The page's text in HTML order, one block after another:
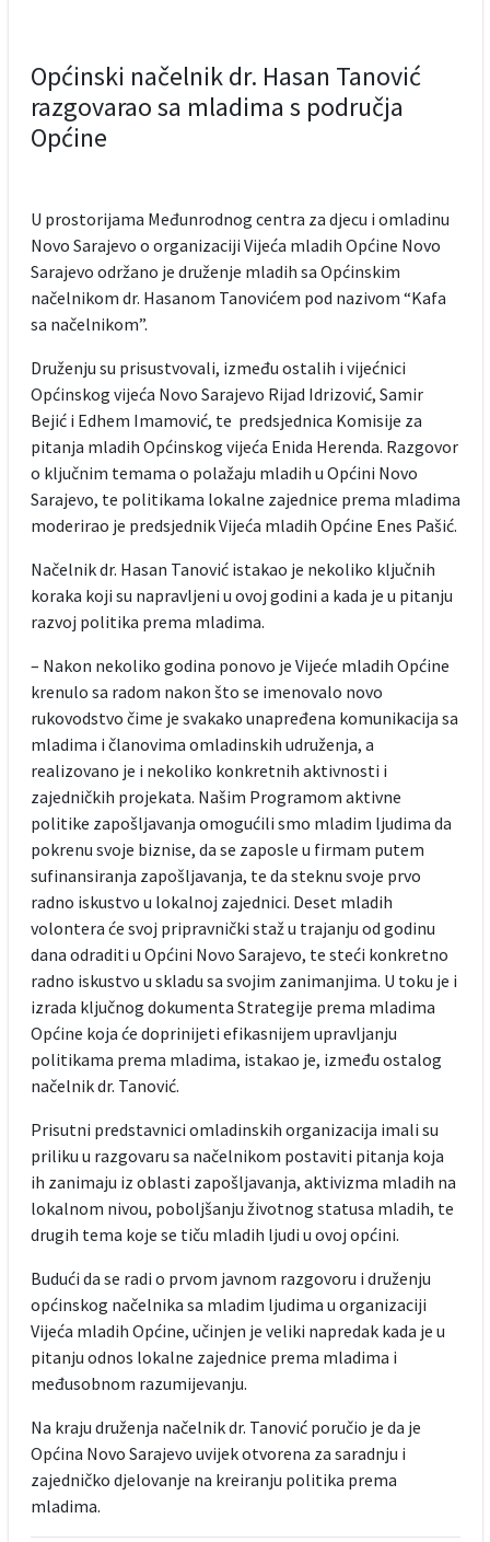
Općinski načelnik dr. Hasan Tanović
razgovarao sa mladima s područja
Općine
U prostorijama Međunrodnog centra za djecu i omladinu
Novo Sarajevo o organizaciji Vijeća mladih Općine Novo
Sarajevo održano je druženje mladih sa Općinskim
načelnikom dr. Hasanom Tanovićem pod nazivom “Kafa
sa načelnikom”.
Druženju su prisustvovali, između ostalih i vijećnici
Općinskog vijeća Novo Sarajevo Rijad Idrizović, Samir
Bejić i Edhem Imamović, te predsjednica Komisije za
pitanja mladih Općinskog vijeća Enida Herenda. Razgovor
o ključnim temama o polažaju mladih u Općini Novo
Sarajevo, te politikama lokalne zajednice prema mladima
moderirao je predsjednik Vijeća mladih Općine Enes Pašić.
Načelnik dr. Hasan Tanović istakao je nekoliko ključnih
koraka koji su napravljeni u ovoj godini a kada je u pitanju
razvoj politika prema mladima.
– Nakon nekoliko godina ponovo je Vijeće mladih Općine
krenulo sa radom nakon što se imenovalo novo
rukovodstvo čime je svakako unapređena komunikacija sa
mladima i članovima omladinskih udruženja, a
realizovano je i nekoliko konkretnih aktivnosti i
zajedničkih projekata. Našim Programom aktivne
politike zapošljavanja omogućili smo mladim ljudima da
pokrenu svoje biznise, da se zaposle u firmam putem
sufinansiranja zapošljavanja, te da steknu svoje prvo
radno iskustvo u lokalnoj zajednici. Deset mladih
volontera će svoj pripravnički staž u trajanju od godinu
dana odraditi u Općini Novo Sarajevo, te steći konkretno
radno iskustvo u skladu sa svojim zanimanjima. U toku je i
izrada ključnog dokumenta Strategije prema mladima
Općine koja će doprinijeti efikasnijem upravljanju
politikama prema mladima, istakao je, između ostalog
načelnik dr. Tanović.
Prisutni predstavnici omladinskih organizacija imali su
priliku u razgovaru sa načelnikom postaviti pitanja koja
ih zanimaju iz oblasti zapošljavanja, aktivizma mladih na
lokalnom nivou, poboljšanju životnog statusa mladih, te
drugih tema koje se tiču mladih ljudi u ovoj općini.
Budući da se radi o prvom javnom razgovoru i druženju
općinskog načelnika sa mladim ljudima u organizaciji
Vijeća mladih Općine, učinjen je veliki napredak kada je u
pitanju odnos lokalne zajednice prema mladima i
međusobnom razumijevanju.
Na kraju druženja načelnik dr. Tanović poručio je da je
Općina Novo Sarajevo uvijek otvorena za saradnju i
zajedničko djelovanje na kreiranju politika prema
mladima.